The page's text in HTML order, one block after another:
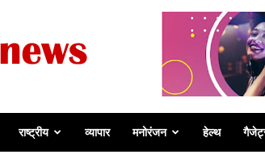
राष्ट्रीय व्यापार मनोरंजन हेल्थ